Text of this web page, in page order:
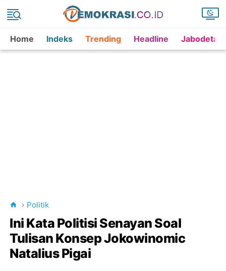
Home Indeks Trending Headline
Politik
Ini Kata Politisi Senayan Soal
Tulisan Konsep Jokowinomic
Natalius Pigai